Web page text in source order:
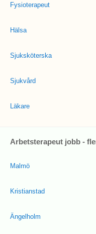
Fysioterapeut
Hälsa
Sjuksköterska
Sjukvård
Läkare
Arbetsterapeut jobb -
Malmö
Kristianstad
Ängelholm